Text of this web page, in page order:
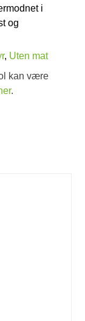
i
og
, Uten mat
kan være
.